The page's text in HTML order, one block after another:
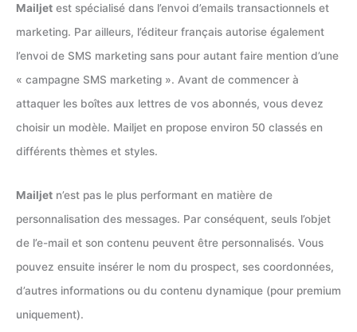
Mailjet est spécialisé dans l’envoi d’emails transactionnels et
marketing. Par ailleurs, l’éditeur français autorise également
l’envoi de SMS marketing sans pour autant faire mention d’une
« campagne SMS marketing ». Avant de commencer à
attaquer les boîtes aux lettres de vos abonnés, vous devez
choisir un modèle. Mailjet en propose environ 50 classés en
différents thèmes et styles.
Mailjet n’est pas le plus performant en matière de
personnalisation des messages. Par conséquent, seuls l’objet
de l’e-mail et son contenu peuvent être personnalisés. Vous
pouvez ensuite insérer le nom du prospect, ses coordonnées,
d’autres informations ou du contenu dynamique (pour premium
uniquement).